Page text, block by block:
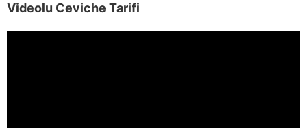
Videolu Ceviche Tarifi